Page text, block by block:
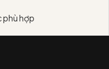
phù hợp